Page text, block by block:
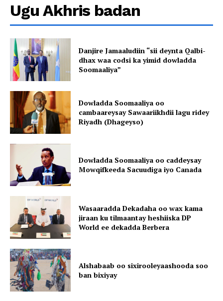
Ugu Akhris badan
Danjire Jamaaludiin “sii deynta Qalbi-
dhax waa codsi ka yimid dowladda
Soomaaliya”
Dowladda Soomaaliya oo
cambaareysay Sawaariikhdii lagu ridey
Riyadh (Dhageyso)
Dowladda Soomaaliya oo caddeysay
Mowqifkeeda Sacuudiga iyo Canada
Wasaaradda Dekadaha oo wax kama
jiraan ku tilmaantay heshiiska DP
World ee dekadda Berbera
Alshabaab oo sixirooleyaashooda soo
ban bixiyay